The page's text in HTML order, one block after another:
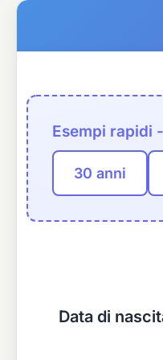
Esempi rapidi
30 anni
Data di